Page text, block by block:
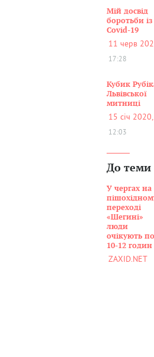
Мій досвід
боротьби із
Covid-19
11 черв
17:28
Кубик
Львівської
митниці
15 січ 2020,
12:03
До теми
У чергах на
переході
«Шегині»
люди
очікують по
10-12 годин
ZAXID.NET